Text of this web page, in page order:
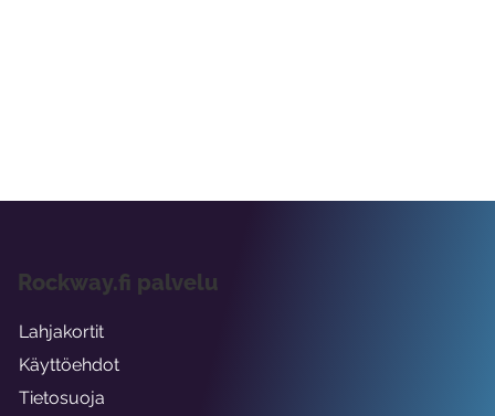
Rockway.fi palvelu
Lahjakortit
Käyttöehdot
Tietosuoja